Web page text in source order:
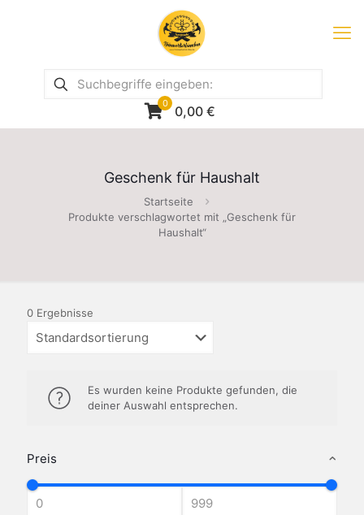
0 0,00 €
Geschenk für Haushalt
Startseite
Produkte verschlagwortet mit „Geschenk für
Haushalt“
Preis
0 Ergebnisse
Es wurden keine Produkte gefunden, die
deiner Auswahl entsprechen.